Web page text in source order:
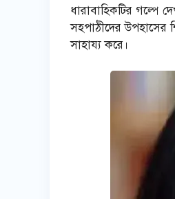
ধারাবাহিকটির গল্পে
সহপাঠীদের উপহাসের
সাহায্য করে।